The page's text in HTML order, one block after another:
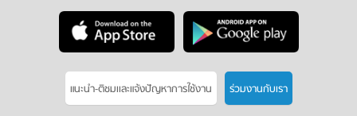
แนะนำ-ติชมเเละแจ้งปัญหาการใช้งาน ร่วมงานกับเรา